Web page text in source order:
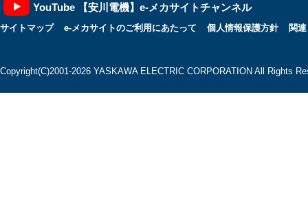
YouTube 【安川電機】e-メカサイトチャンネル
サイトマップ e-メカサイトのご利用にあたって 個人情報保護方針 関
Copyright(C)2001‐2026 YASKAWA ELECTRIC CORPORATION All Rights